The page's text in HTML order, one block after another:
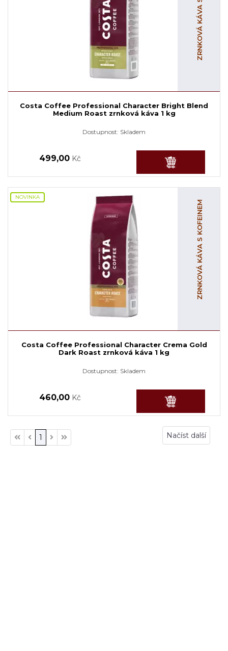
Costa Coffee Professional Character Bright Blend
Medium Roast zrnková káva 1 kg
Dostupnost: Skladem
499,00 Kč
NOVINKA
ZRNKOVÁ KÁVA S KOFEINEM
Costa Coffee Professional Character Crema Gold
Dark Roast zrnková káva 1 kg
Dostupnost: Skladem
460,00 Kč
Načíst další
1